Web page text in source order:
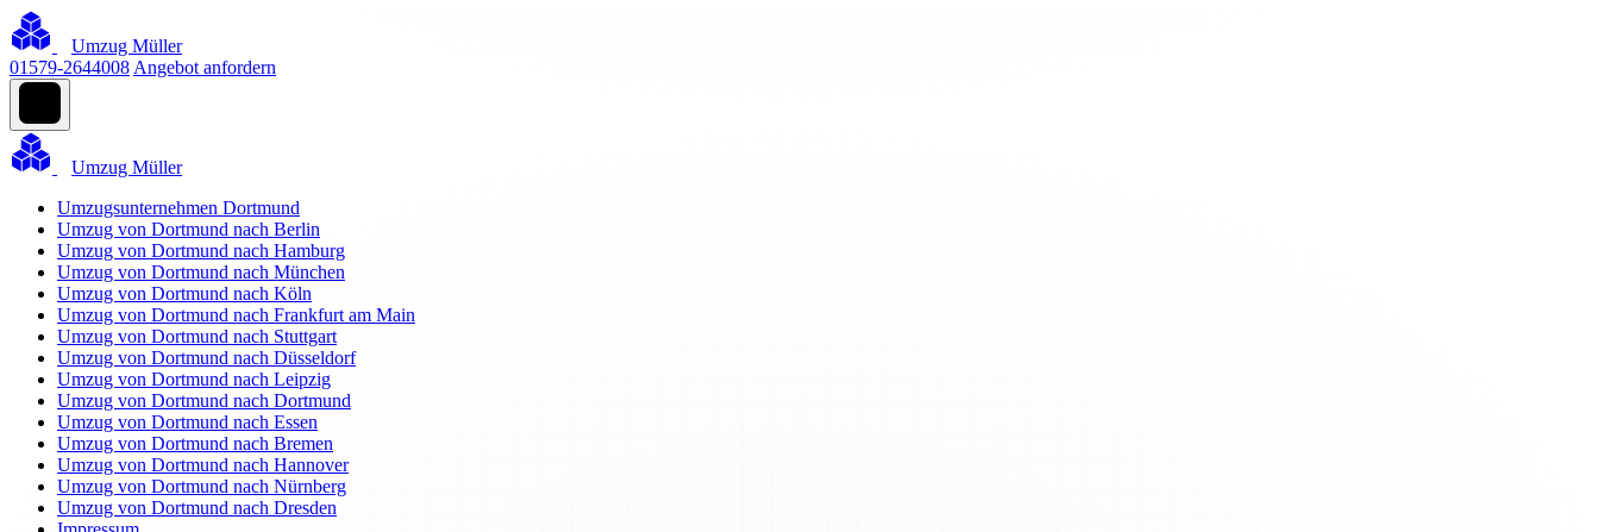
Umzug Müller
01579-2644008 Angebot anfordern
Umzug Müller
Umzugsunternehmen Dortmund
Umzug von Dortmund nach Berlin
Umzug von Dortmund nach Hamburg
Umzug von Dortmund nach München
Umzug von Dortmund nach Köln
Umzug von Dortmund nach Frankfurt am Main
Umzug von Dortmund nach Stuttgart
Umzug von Dortmund nach Düsseldorf
Umzug von Dortmund nach Leipzig
Umzug von Dortmund nach Dortmund
Umzug von Dortmund nach Essen
Umzug von Dortmund nach Bremen
Umzug von Dortmund nach Hannover
Umzug von Dortmund nach Nürnberg
Umzug von Dortmund nach Dresden